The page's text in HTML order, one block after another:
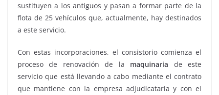
sustituyen a los antiguos y pasan a formar parte de la
flota de 25 vehículos que, actualmente, hay destinados
a este servicio.
Con estas incorporaciones, el consistorio comienza el
proceso de renovación de la maquinaria de este
servicio que está llevando a cabo mediante el contrato
que mantiene con la empresa adjudicataria y con el